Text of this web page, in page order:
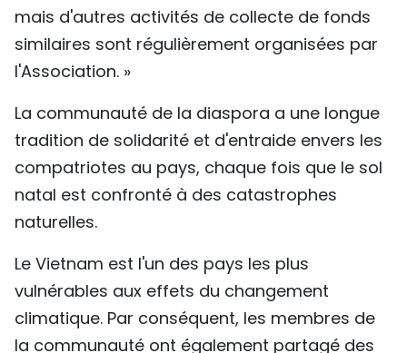
mais d'autres activités de collecte de fonds
similaires sont régulièrement organisées par
l'Association. »
La communauté de la diaspora a une longue
tradition de solidarité et d'entraide envers les
compatriotes au pays, chaque fois que le sol
natal est confronté à des catastrophes
naturelles.
Le Vietnam est l'un des pays les plus
vulnérables aux effets du changement
climatique. Par conséquent, les membres de
la communauté ont également partagé des